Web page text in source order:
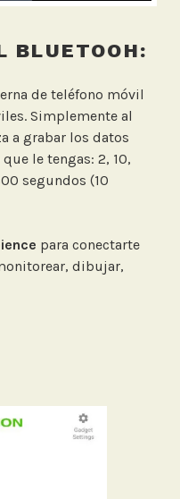
BLUETOOH:
de teléfono móvil
Simplemente al
a grabar los datos
le tengas: 2, 10,
segundos (10
para conectarte
dibujar,